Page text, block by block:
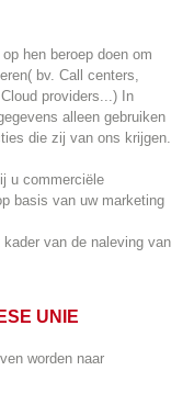
hen beroep doen om
bv. Call centers,
providers...) In
alleen gebruiken
die zij van ons krijgen.
u commerciële
basis van uw marketing
van de naleving van
UNIE
worden naar